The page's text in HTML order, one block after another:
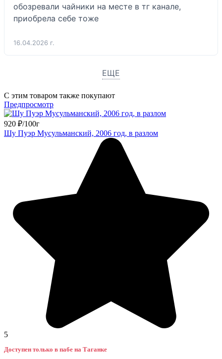
обозревали чайники на месте в тг канале,
приобрела себе тоже
16.04.2026 г.
ЕЩЕ
С этим товаром также покупают
Предпросмотр
920 ₽/100г
Шу Пуэр Мусульманский, 2006 год, в разлом
5
Доступен только в пабе на Таганке